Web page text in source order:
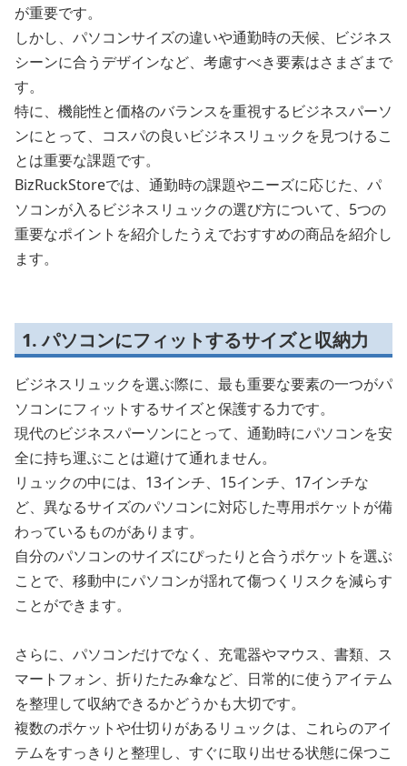
が重要です。
しかし、パソコンサイズの違いや通勤時の天候、ビジネス
シーンに合うデザインなど、考慮すべき要素はさまざまで
す。
特に、機能性と価格のバランスを重視するビジネスパーソ
ンにとって、コスパの良いビジネスリュックを見つけるこ
とは重要な課題です。
BizRuckStoreでは、通勤時の課題やニーズに応じた、パ
ソコンが入るビジネスリュックの選び方について、5つの
重要なポイントを紹介したうえでおすすめの商品を紹介し
ます。
1. パソコンにフィットするサイズと収納力
ビジネスリュックを選ぶ際に、最も重要な要素の一つがパ
ソコンにフィットするサイズと保護する力です。
現代のビジネスパーソンにとって、通勤時にパソコンを安
全に持ち運ぶことは避けて通れません。
リュックの中には、13インチ、15インチ、17インチな
ど、異なるサイズのパソコンに対応した専用ポケットが備
わっているものがあります。
自分のパソコンのサイズにぴったりと合うポケットを選ぶ
ことで、移動中にパソコンが揺れて傷つくリスクを減らす
ことができます。
さらに、パソコンだけでなく、充電器やマウス、書類、ス
マートフォン、折りたたみ傘など、日常的に使うアイテム
を整理して収納できるかどうかも大切です。
複数のポケットや仕切りがあるリュックは、これらのアイ
テムをすっきりと整理し、すぐに取り出せる状態に保つこ